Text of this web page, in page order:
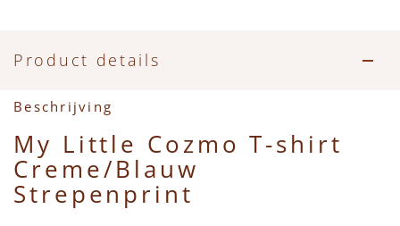
Zwemkleding
Feestkleding
Beren, Speendoekjes en Knuffeldoekjes
Tassen
Verzorgingsproducten
Beren
Mini Rodini
+1 in the family
New Balance
Piupiuchick
Product details
Beschrijving
My Little Cozmo T-shirt
Creme/Blauw
Strepenprint